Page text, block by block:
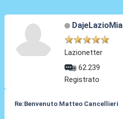
DajeLazioMia
Lazionetter
62.239
Registrato
Re:Benvenuto Matteo Cancellieri